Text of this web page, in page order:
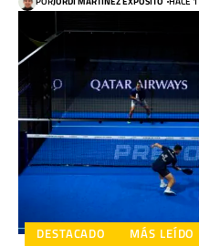
DESTACADO MÁS LEÍDO